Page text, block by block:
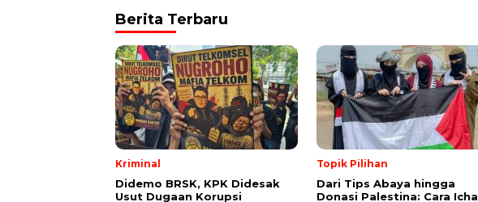
Berita Terbaru
Kriminal
Didemo BRSK, KPK Didesak
Usut Dugaan Korupsi
Topik Pilihan
Dari Tips Abaya hingga
Donasi Palestina: Cara Icha